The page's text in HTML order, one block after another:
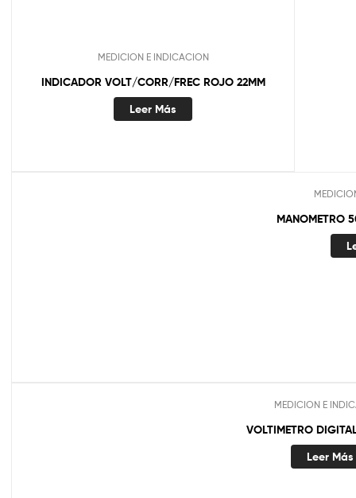
MEDICION E INDICACION
INDICADOR VOLT/CORR/FREC ROJO 22MM
Leer Más
MANOMETRO
MEDICION E
VOLTIMETRO
Leer Más